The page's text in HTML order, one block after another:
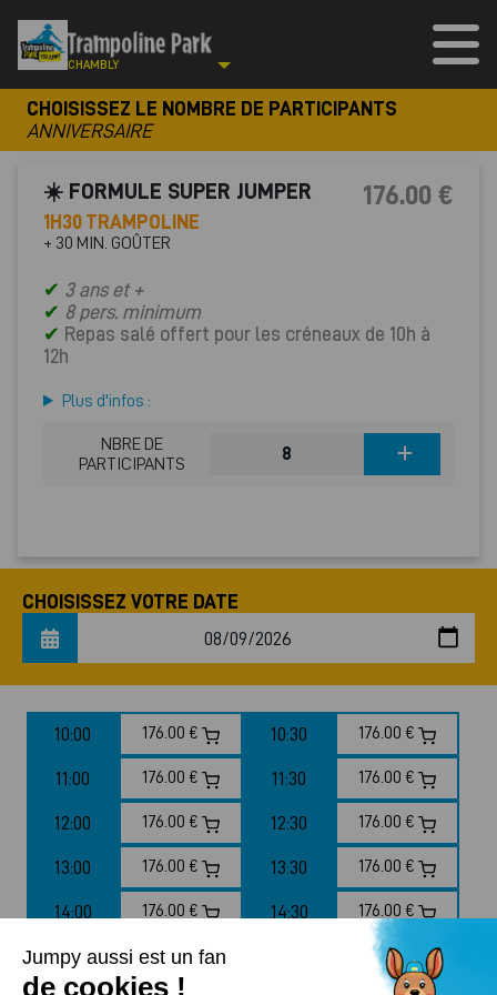
CHAMBLY
CHOISISSEZ LE NOMBRE DE PARTICIPANTS
ANNIVERSAIRE
☀️ FORMULE SUPER JUMPER 176.00 €
1H30 TRAMPOLINE
+ 30 MIN. GOÛTER
✔ 3 ans et +
✔ 8 pers. minimum
✔ Repas salé offert pour les créneaux de 10h à
12h
Plus d'infos :
NBRE DE
PARTICIPANTS
CHOISISSEZ VOTRE DATE
10:00 176.00 € 10:30 176.00 €
11:00 176.00 € 11:30 176.00 €
12:00 176.00 € 12:30 176.00 €
13:00 176.00 € 13:30 176.00 €
14:00 176.00 € 14:30 176.00 €
15:00 176.00 € 176.00 €